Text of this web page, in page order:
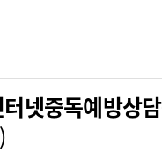
넷중독예방상